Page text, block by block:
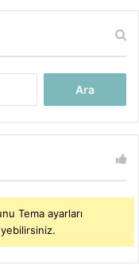
Tema ayarları